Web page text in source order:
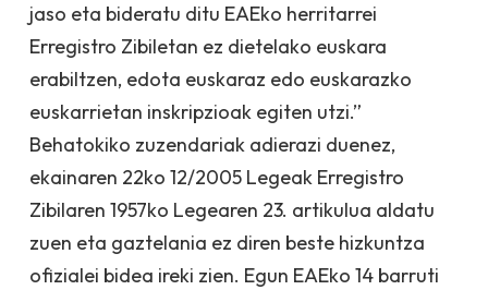
jaso eta bideratu ditu EAEko herritarrei
Erregistro Zibiletan ez dietelako euskara
erabiltzen, edota euskaraz edo euskarazko
euskarrietan inskripzioak egiten utzi.”
Behatokiko zuzendariak adierazi duenez,
ekainaren 22ko 12/2005 Legeak Erregistro
Zibilaren 1957ko Legearen 23. artikulua aldatu
zuen eta gaztelania ez diren beste hizkuntza
ofizialei bidea ireki zien. Egun EAEko 14 barruti